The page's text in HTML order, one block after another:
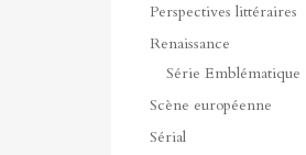
Perspectives littéraires
Renaissance
Série Emblématique
Scène européenne
Sérial